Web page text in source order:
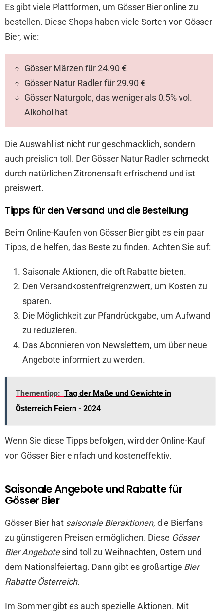
Es gibt viele Plattformen, um Gösser Bier online zu
bestellen. Diese Shops haben viele Sorten von Gösser
Bier, wie:
Gösser Märzen für 24.90 €
Gösser Natur Radler für 29.90 €
Gösser Naturgold, das weniger als 0.5% vol.
Alkohol hat
Die Auswahl ist nicht nur geschmacklich, sondern
auch preislich toll. Der Gösser Natur Radler schmeckt
durch natürlichen Zitronensaft erfrischend und ist
preiswert.
Tipps für den Versand und die Bestellung
Beim Online-Kaufen von Gösser Bier gibt es ein paar
Tipps, die helfen, das Beste zu finden. Achten Sie auf:
Saisonale Aktionen, die oft Rabatte bieten.
Den Versandkostenfreigrenzwert, um Kosten zu
sparen.
Die Möglichkeit zur Pfandrückgabe, um Aufwand
zu reduzieren.
Das Abonnieren von Newslettern, um über neue
Angebote informiert zu werden.
Thementipp: Tag der Maße und Gewichte in
Österreich Feiern - 2024
Wenn Sie diese Tipps befolgen, wird der Online-Kauf
von Gösser Bier einfach und kosteneffektiv.
Saisonale Angebote und Rabatte für
Gösser Bier
Gösser Bier hat saisonale Bieraktionen, die Bierfans
zu günstigeren Preisen ermöglichen. Diese Gösser
Bier Angebotesind toll zu Weihnachten, Ostern und
dem Nationalfeiertag. Dann gibt es großartige Bier
Rabatte Österreich.
Im Sommer gibt es auch spezielle Aktionen. Mit